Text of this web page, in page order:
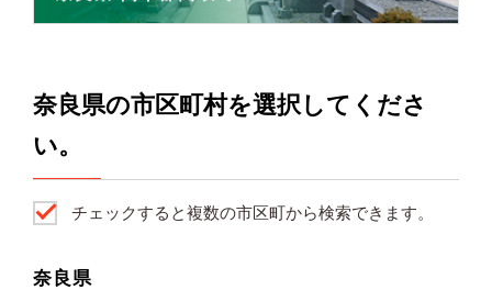
奈良県の市区町村を選択してくださ
い。
チェックすると複数の市区町から検索できます。
奈良県